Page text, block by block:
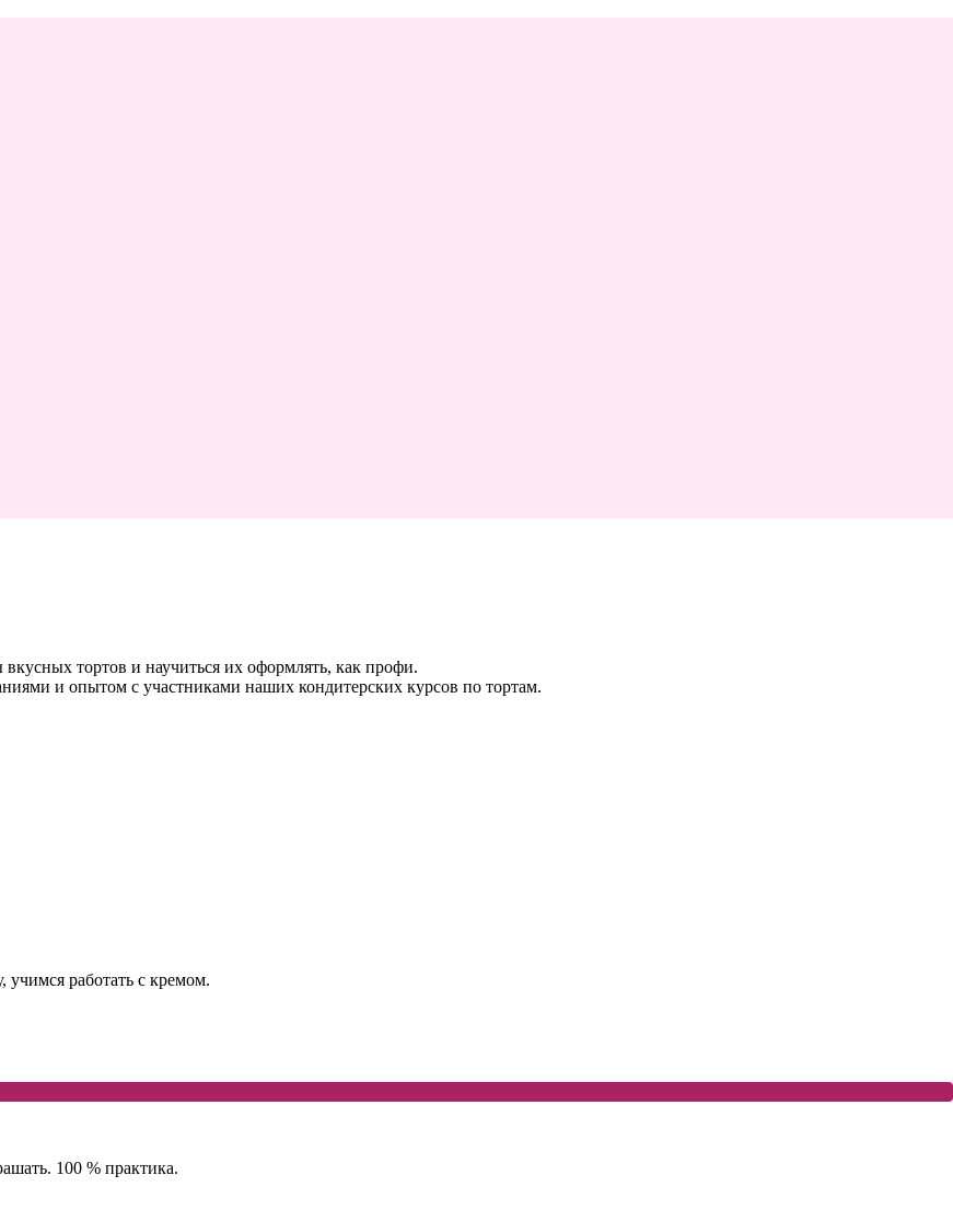
тортов и научиться их оформлять, как профи.
и опытом с участниками наших кондитерских курсов по тортам.
учимся работать с кремом.
100 % практика.